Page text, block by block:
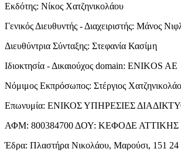
Εκδότης: Νίκος Χατζηνικολάου
Γενικός Διευθυντής - Διαχειριστής: Μάνος
Διευθύντρια Σύνταξης: Στεφανία Κασίμη
Ιδιοκτησία - Δικαιούχος domain: ENIKOS AE
Νόμιμος Εκπρόσωπος: Στέργιος
Επωνυμία: ΕΝΙΚΟΣ ΥΠΗΡΕΣΙΕΣ
ΑΦΜ: 800384700 ΔΟΥ: ΚΕΦΟΔΕ ΑΤΤΙΚΗΣ
Έδρα: Πλαστήρα Νικολάου, Μαρούσι, 151 24